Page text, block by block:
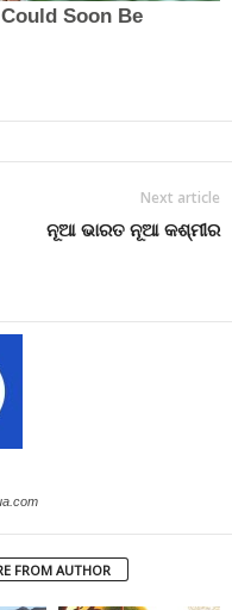
Next article
ନୂଆ ଭାରତ ନୂଆ କଶ୍ମୀର
FROM AUTHOR